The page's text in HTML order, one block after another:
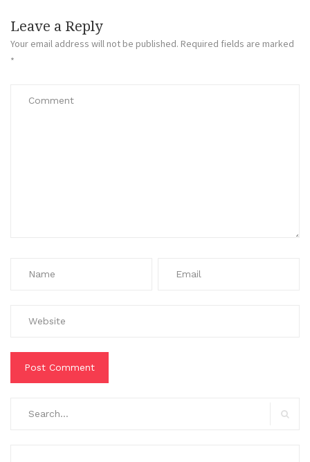
Leave a Reply
Your email address will not be published. Required fields are marked
*